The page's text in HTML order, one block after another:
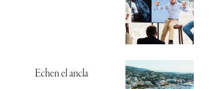
Echen el ancla